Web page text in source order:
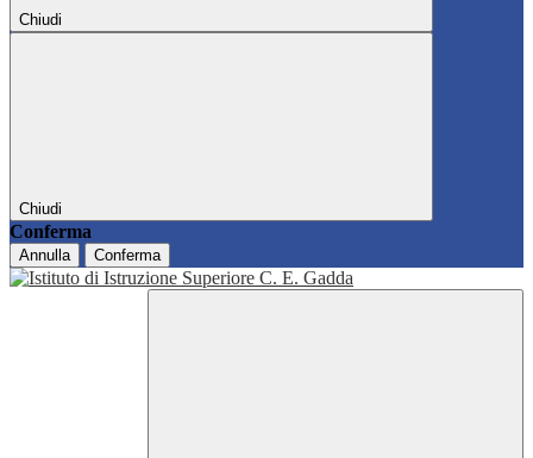
Chiudi
Chiudi
Conferma
Annulla Conferma